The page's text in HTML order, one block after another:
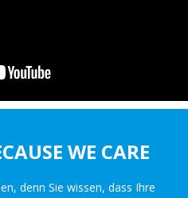
WE CARE
denn Sie wissen, dass Ihre